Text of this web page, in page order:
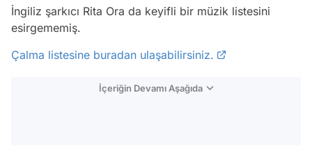
İngiliz şarkıcı Rita Ora da keyifli bir müzik listesini
esirgememiş.
Çalma listesine buradan ulaşabilirsiniz.
İçeriğin Devamı Aşağıda